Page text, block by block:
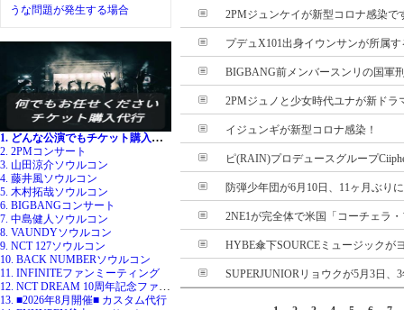
うな問題が発生する場合
1. どんな公演でもチケット購入代行
2. 2PMコンサート
3. 山田涼介ソウルコン
4. 藤井風ソウルコン
5. 木村拓哉ソウルコン
6. BIGBANGコンサート
7. 中島健人ソウルコン
8. VAUNDYソウルコン
9. NCT 127ソウルコン
10. BACK NUMBERソウルコン
11. INFINITEファンミーティング
12. NCT DREAM 10周年記念ファンミ
13. ■2026年8月開催■ カスタム代行
2PMジュンケイが新型コロナ感染で
プデュX101出身イウンサンが所属す
BIGBANG前メンバースンリの国軍
2PMジュノと少女時代ユナが新ドラ
イジュンギが新型コロナ感染！
ピ(RAIN)プロデュースグループ
防弾少年団が6月10日、11ヶ月ぶり
2NE1が完全体で米国「コーチェラ
HYBE傘下SOURCEミュージックが
SUPERJUNIORリョウクが5月3日、